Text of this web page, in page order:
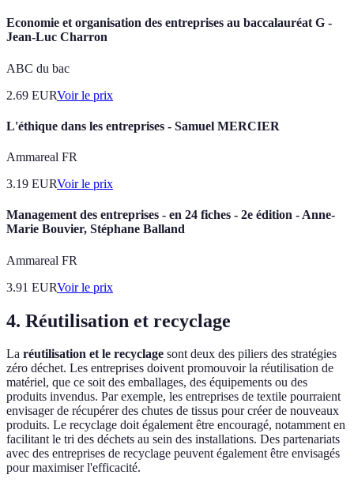
Economie et organisation des entreprises au baccalauréat G -
Jean-Luc Charron
ABC du bac
2.69 EURVoir le prix
L'éthique dans les entreprises - Samuel MERCIER
Ammareal FR
3.19 EURVoir le prix
Management des entreprises - en 24 fiches - 2e édition - Anne-
Marie Bouvier, Stéphane Balland
Ammareal FR
3.91 EURVoir le prix
4. Réutilisation et recyclage
La réutilisation et le recyclage sont deux des piliers des stratégies
zéro déchet. Les entreprises doivent promouvoir la réutilisation de
matériel, que ce soit des emballages, des équipements ou des
produits invendus. Par exemple, les entreprises de textile pourraient
envisager de récupérer des chutes de tissus pour créer de nouveaux
produits. Le recyclage doit également être encouragé, notamment en
facilitant le tri des déchets au sein des installations. Des partenariats
avec des entreprises de recyclage peuvent également être envisagés
pour maximiser l'efficacité.